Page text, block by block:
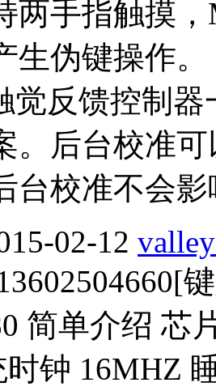
两手指触摸
生伪键操作
觉反馈控制
。后台校准
台校准不会影
02-12
简单介绍 芯
钟 16MHZ